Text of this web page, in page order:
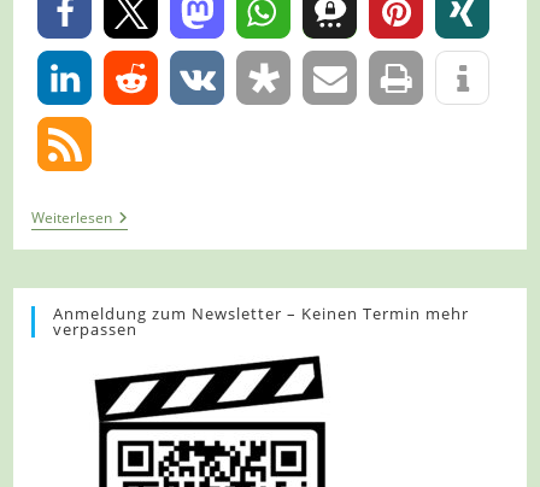
0
0
WeiterlesenTour
884
–
Hordel
–
Dem
Um
Hordel
Folgen
Anmeldung zum Newsletter – Keinen Termin mehr
verpassen